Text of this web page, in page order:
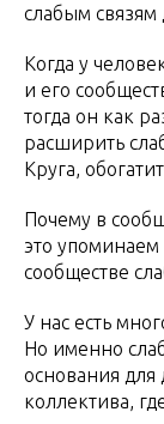
слабым связям
Когда у
и его
тогда он как
расширить
Круга,
Почему в
это
сообществе
У нас есть
Но именно
основания для
коллектива,